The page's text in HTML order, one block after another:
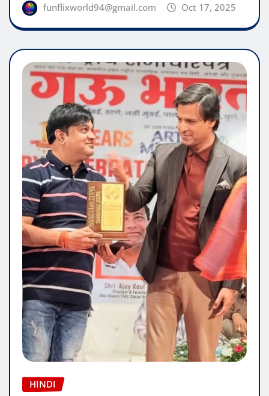
funflixworld94@gmail.com Oct 17, 2025
HINDI